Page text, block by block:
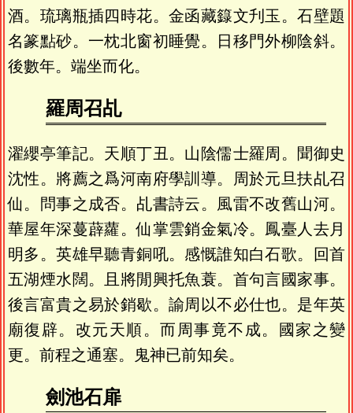
酒。琉璃瓶插四時花。金函藏籙文刋玉。石壁題
名篆點砂。一枕北窗初睡覺。日移門外柳陰斜。
後數年。端坐而化。
羅周召乩
濯纓亭筆記。天順丁丑。山陰儒士羅周。聞御史
沈性。將薦之爲河南府學訓導。周於元旦扶乩召
仙。問事之成否。乩書詩云。風雷不改舊山河。
華屋年深蔓薜蘿。仙掌雲銷金氣冷。鳳臺人去月
明多。英雄早聽青銅吼。感慨誰知白石歌。回首
五湖煙水闊。且將閒興托魚蓑。首句言國家事。
後言富貴之易於銷歇。諭周以不必仕也。是年英
廟復辟。改元天順。而周事竟不成。國家之變
更。前程之通塞。鬼神已前知矣。
劍池石扉